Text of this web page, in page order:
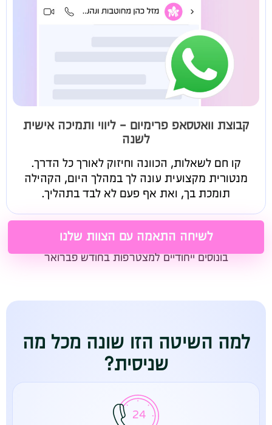
קבוצת וואטסאפ פרימיום - ליווי ותמיכה אישית
לשנה
קו חם לשאלות, הכוונה וחיזוק לאורך כל הדרך.
מנטורית מקצועית עונה לך במהלך היום, הקהילה
תומכת בך, ואת אף פעם לא לבד בתהליך.
לשיחה התאמה עם הצוות שלנו
בונוסים ייחודיים למצטרפות בחודש פברואר
למה השיטה הזו שונה מכל מה
שניסית?